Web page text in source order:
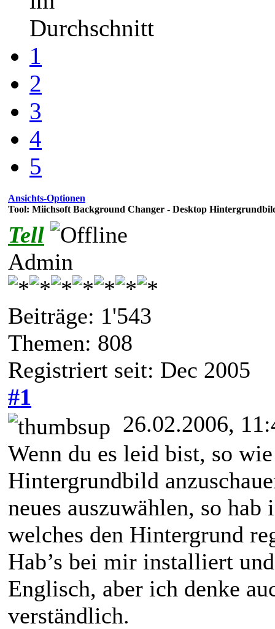
Durchschnitt
1
2
3
4
5
Ansichts-Optionen
Tool: Miichsoft Background Changer - Desktop
Tell
Admin
Beiträge: 1'543
Themen: 808
Registriert seit: Dec 2005
#1
26.02.2006,
Wenn du es leid bist, so
Hintergrundbild
neues auszuwählen, so
welches den Hintergrund
Hab’s bei mir installiert
Englisch, aber ich denke
verständlich.